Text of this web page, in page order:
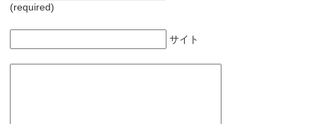
(required)
サイト